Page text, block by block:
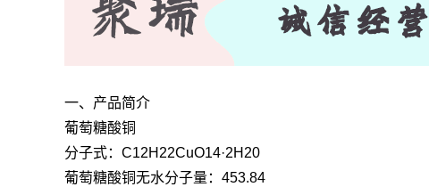
一、产品简介
葡萄糖酸铜
分子式：C12H22CuO14·2H20
葡萄糖酸铜无水分子量：453.84